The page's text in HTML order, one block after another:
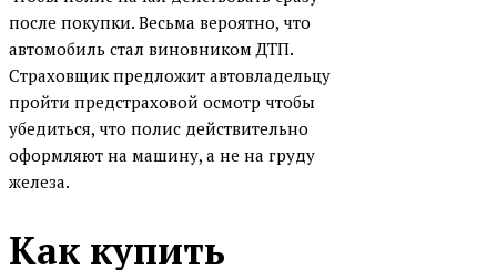
после покупки. Весьма вероятно, что
автомобиль стал виновником ДТП.
Страховщик предложит автовладельцу
пройти предстраховой осмотр чтобы
убедиться, что полис действительно
оформляют на машину, а не на груду
железа.
Как купить